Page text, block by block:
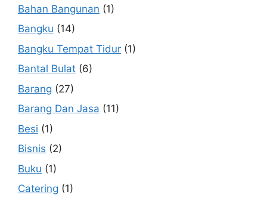
Bahan Bangunan (1)
Bangku (14)
Bangku Tempat Tidur (1)
Bantal Bulat (6)
Barang (27)
Barang Dan Jasa (11)
Besi (1)
Bisnis (2)
Buku (1)
Catering (1)